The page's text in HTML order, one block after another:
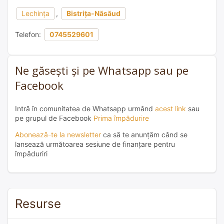
Lechința , Bistrița-Năsăud
Telefon: 0745529601
Ne găsești și pe Whatsapp sau pe
Facebook
Intră în comunitatea de Whatsapp urmând acest link sau
pe grupul de Facebook Prima împădurire
Abonează-te la newsletter ca să te anunțăm când se
lansează următoarea sesiune de finanțare pentru
împăduriri
Resurse